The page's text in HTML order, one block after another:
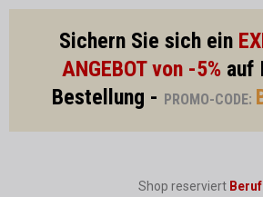
Sichern Sie sich ein
ANGEBOT von -5% auf
Bestellung - PROMO-CODE:
Shop reserviert